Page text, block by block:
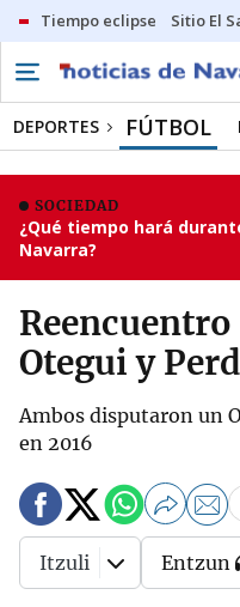
Tiempo eclipse Sitio El
DEPORTES FÚTBOL
SOCIEDAD
¿Qué tiempo hará
Navarra?
Otegui y
Ambos disputaron un
en 2016
Itzuli Entzun